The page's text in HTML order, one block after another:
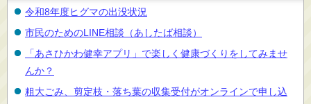
令和8年度ヒグマの出没状況
市民のためのLINE相談（あしたば相談）
「あさひかわ健幸アプリ」で楽しく健康づくりをしてみませ
んか？
粗大ごみ、剪定枝・落ち葉の収集受付がオンラインで申し込